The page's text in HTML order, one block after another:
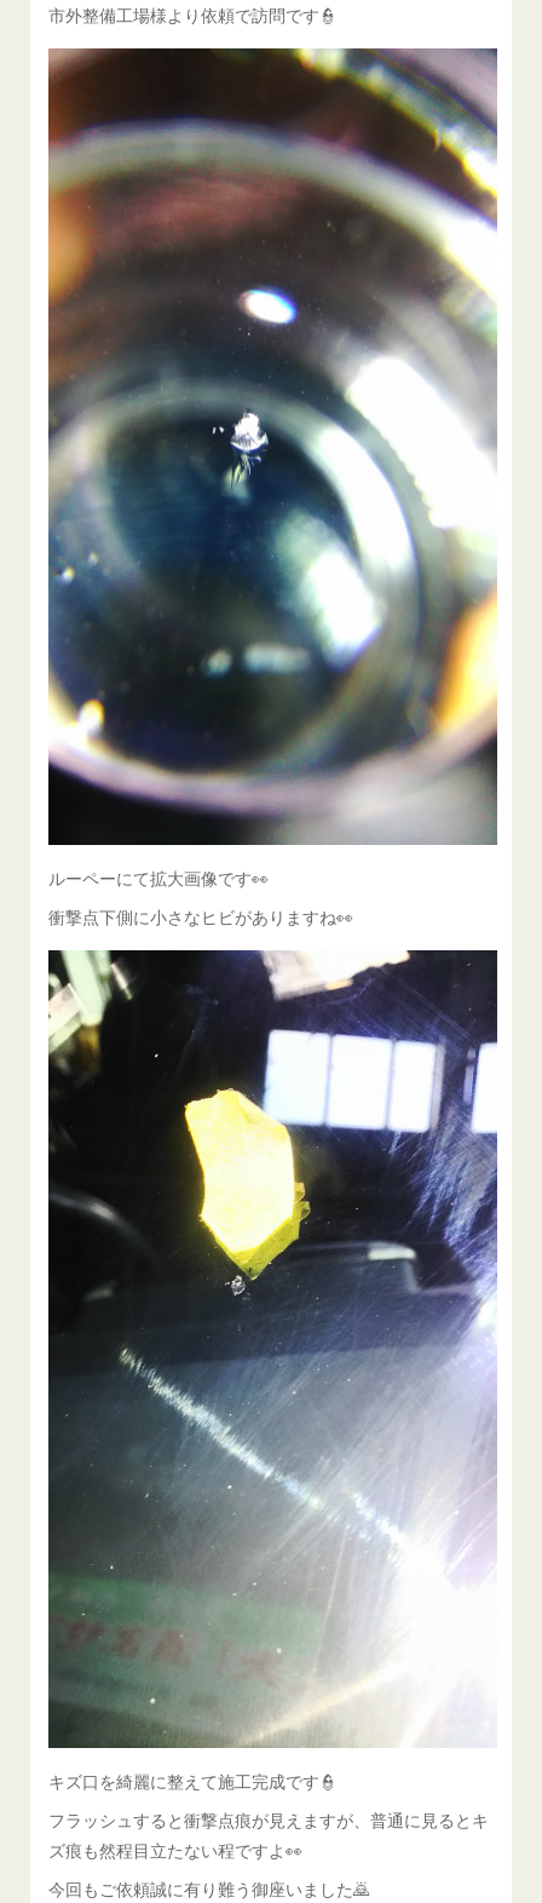
市外整備工場様より依頼で訪問です👮
ルーペーにて拡大画像です👀
衝撃点下側に小さなヒビがありますね👀
キズ口を綺麗に整えて施工完成です👮
フラッシュすると衝撃点痕が見えますが、普通に見るとキ
ズ痕も然程目立たない程ですよ👀
今回もご依頼誠に有り難う御座いました🙇